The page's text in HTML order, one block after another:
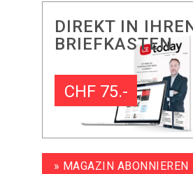
DIREKT IN
BRIEFKASTEN
CHF 75.-
» MAGAZIN ABONNIEREN